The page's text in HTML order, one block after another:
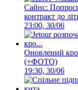
Сайнс:
контракт до
23:00, 30/06
Оновлений
(+ФОТО)
19:30, 30/06